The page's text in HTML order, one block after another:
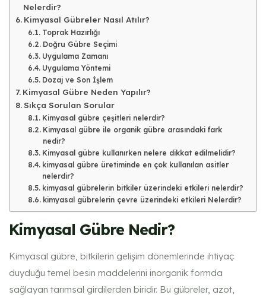
Nelerdir?
Kimyasal Gübreler Nasıl Atılır?
Toprak Hazırlığı
Doğru Gübre Seçimi
Uygulama Zamanı
Uygulama Yöntemi
Dozaj ve Son İşlem
Kimyasal Gübre Neden Yapılır?
Sıkça Sorulan Sorular
Kimyasal gübre çeşitleri nelerdir?
Kimyasal gübre ile organik gübre arasındaki fark
nedir?
Kimyasal gübre kullanırken nelere dikkat edilmelidir?
kimyasal gübre üretiminde en çok kullanılan asitler
nelerdir​?
kimyasal gübrelerin bitkiler üzerindeki etkileri nelerdir​?
kimyasal gübrelerin çevre üzerindeki etkileri​ Nelerdir?
Kimyasal Gübre Nedir?
Kimyasal gübre, bitkilerin gelişim dönemlerinde ihtiyaç
duyduğu temel besin maddelerini inorganik formda
sağlayan tarımsal girdilerden biridir. Bu gübreler, azot,